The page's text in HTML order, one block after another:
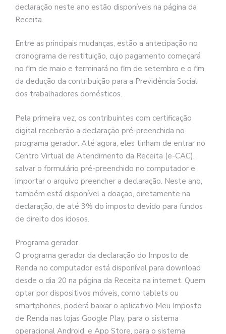
declaração neste ano estão disponíveis na página da
Receita.
Entre as principais mudanças, estão a antecipação no
cronograma de restituição, cujo pagamento começará
no fim de maio e terminará no fim de setembro e o fim
da dedução da contribuição para a Previdência Social
dos trabalhadores domésticos.
Pela primeira vez, os contribuintes com certificação
digital receberão a declaração pré-preenchida no
programa gerador. Até agora, eles tinham de entrar no
Centro Virtual de Atendimento da Receita (e-CAC),
salvar o formulário pré-preenchido no computador e
importar o arquivo preencher a declaração. Neste ano,
também está disponível a doação, diretamente na
declaração, de até 3% do imposto devido para fundos
de direito dos idosos.
Programa gerador
O programa gerador da declaração do Imposto de
Renda no computador está disponível para download
desde o dia 20 na página da Receita na internet. Quem
optar por dispositivos móveis, como tablets ou
smartphones, poderá baixar o aplicativo Meu Imposto
de Renda nas lojas Google Play, para o sistema
operacional Android, e App Store, para o sistema